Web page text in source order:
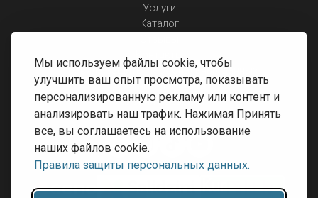
Мы используем файлы cookie, чтобы
улучшить ваш опыт просмотра, показывать
персонализированную рекламу или контент и
анализировать наш трафик. Нажимая Принять
все, вы соглашаетесь на использование
наших файлов cookie.
Правила защиты персональных данных.
Услуги
Каталог
Правила защиты персональных данных
Доставка и оплата
Условия возврата